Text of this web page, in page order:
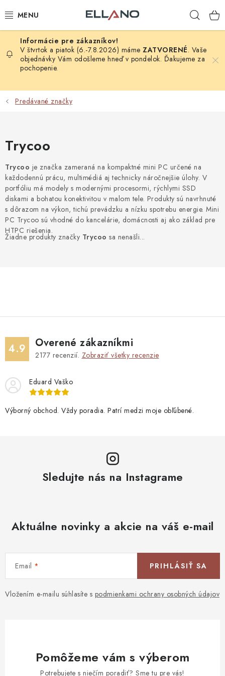
na
NOVINKY
PRÍJEM TV
ELEKTRO
AUTO - MOTO - CYKLO
ROZBALENÝ TOVAR
VÝPREDAJ
Blog Kontakty
V štvrtok a piatok (6.-7.8.2026) máme ZATVORENÉ. Vaše
objednávky Vám odošleme hneď v pondelok. Ďakujeme za
pochopenie.
Predávané značky
Trycoo
Trycoo je značka zameraná na kompaktné mini PC určené na
každodennú prácu, multimédiá aj technicky náročnejšie úlohy. V
portfóliu má modely s modernými procesormi, rýchlymi SSD
diskami a bohatou konektivitou v malom tele. Produkty sú navrhnuté
s dôrazom na výkon, tichú prevádzku a nízku spotrebu energie. Mini
PC Trycoo sú vhodné do kancelárie, domácnosti aj ako základ pre
HTPC riešenia.
Žiadne produkty značky Trycoo sa nenašli...
4.9 Overené zákazníkmi
2177 recenzií. Zobraziť všetky recenzie
Eduard Vaško
Výborný obchod. Vždy poradia. Patrí medzi moje obľúbené.
Sledujte nás na Instagrame
Aktuálne novinky a akcie na váš e-mail
Email
Vložením e-mailu súhlasíte s podmienkami ochrany osobných údajov
PRIHLÁSIŤ SA
Pomôžeme vám s výberom
Potrebujete s niečím poradiť? Sme tu pre vás!